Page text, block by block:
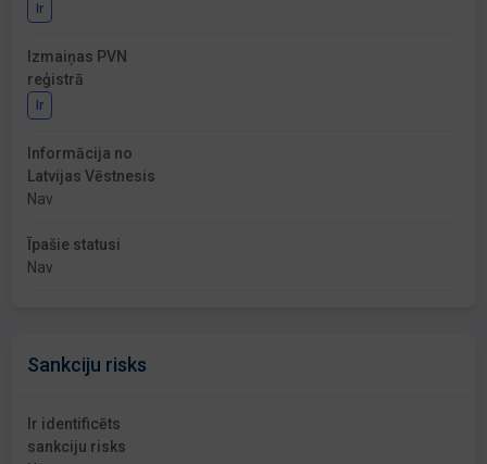
Ir
Izmaiņas PVN
reģistrā
Ir
Informācija no
Latvijas Vēstnesis
Nav
Īpašie statusi
Nav
Sankciju risks
Ir identificēts
sankciju risks